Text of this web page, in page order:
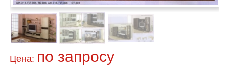
Цена: по запросу